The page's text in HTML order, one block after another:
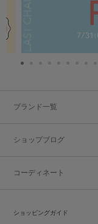
ブランド一覧
ショップブログ
コーディネート
ショッピングガイド